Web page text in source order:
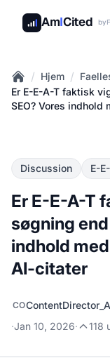
AmICited by
Home
/ Hjem /
Er E-E-A-T faktisk
SEO? Vores indhold
Discussion E-
Er E-E-A-T
søgning
indhold
AI-citater
CO
·Jan 10, 2026· 118